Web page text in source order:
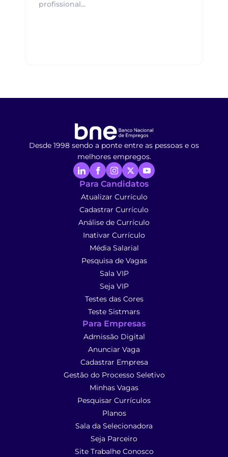
profissional...
Desde 1998 sendo a ponte entre as pessoas e os
melhores empregos.
Para Candidatos
Atualizar Currículo
Cadastrar Currículo
Análise de Currículo
Inativar Currículo
Média Salarial
Pesquisa de Vagas
Sala VIP
Seja VIP
Testes das Cores
Teste Sistmars
Para Empresas
Admissão Digital
Anunciar Vaga
Cadastrar Empresa
Gestão do Processo Seletivo
Minhas Vagas
Pesquisar Currículos
Planos
Sala da Selecionadora
Seja Parceiro
Site Trabalhe Conosco